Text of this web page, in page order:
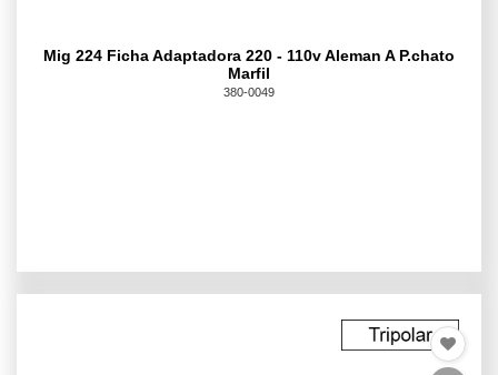
Mig 224 Ficha Adaptadora 220 - 110v Aleman A P.chato
Marfil
380-0049